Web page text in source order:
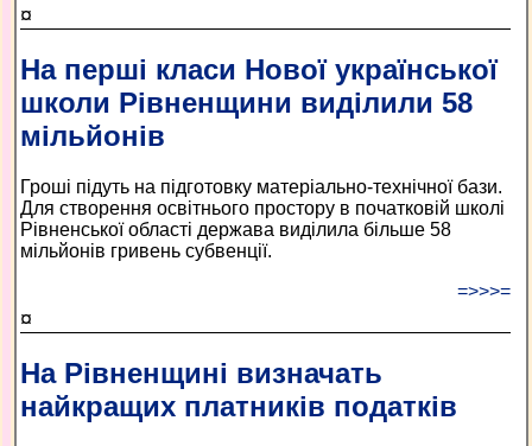
¤
На перші класи Нової української
школи Рівненщини виділили 58
мільйонів
Гроші підуть на підготовку матеріально-технічної бази.
Для створення освітнього простору в початковій школі
Рівненської області держава виділила більше 58
мільйонів гривень субвенції.
=>>>=
¤
На Рівненщині визначать
найкращих платників податків